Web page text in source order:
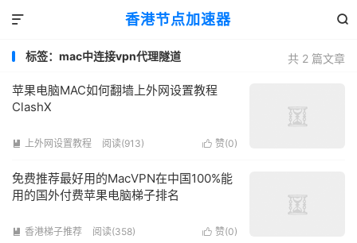
香港节点加速器 

共 2 篇文章
标签：mac中连接vpn代理隧道
苹果电脑MAC如何翻墙上外网设置教程
ClashX
 赞(0)
 上外网设置教程 阅读(913)
免费推荐最好用的MacVPN在中国100%能
用的国外付费苹果电脑梯子排名
 赞(0)
 香港梯子推荐 阅读(358)